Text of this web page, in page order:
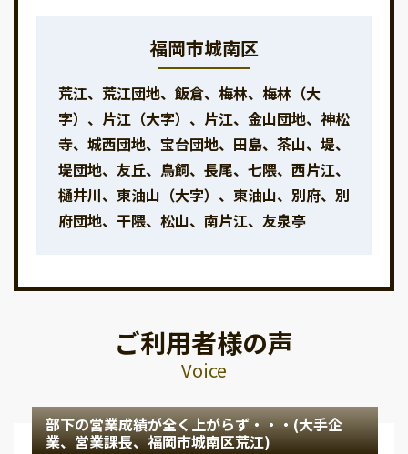
福岡市城南区
荒江、荒江団地、飯倉、梅林、梅林（大
字）、片江（大字）、片江、金山団地、神松
寺、城西団地、宝台団地、田島、茶山、堤、
堤団地、友丘、鳥飼、長尾、七隈、西片江、
樋井川、東油山（大字）、東油山、別府、別
府団地、干隈、松山、南片江、友泉亭
ご利用者様の声
Voice
部下の営業成績が全く上がらず・・・(大手企
業、営業課長、福岡市城南区荒江)